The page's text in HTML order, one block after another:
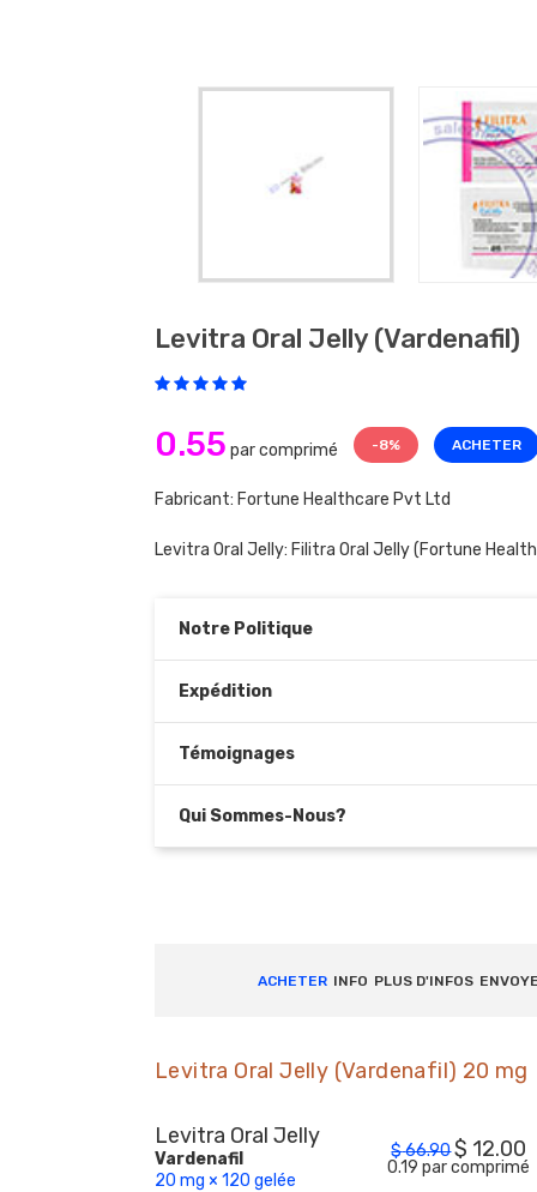
Levitra Oral Jelly (vardenafil)
0.55 par comprimé -8% ACHETER
Fabricant: Fortune Healthcare Pvt Ltd
Levitra Oral Jelly: Filitra Oral Jelly(Fortune
Notre Politique
Expédition
Témoignages
Qui Sommes-Nous?
ACHETER INFO PLUS D'INFOS
Levitra Oral Jelly (Vardenafil) 20 mg
Levitra Oral Jelly
Vardenafil
20 mg × 120 gelée
$66.90$ 12.00
0.19 par comprimé